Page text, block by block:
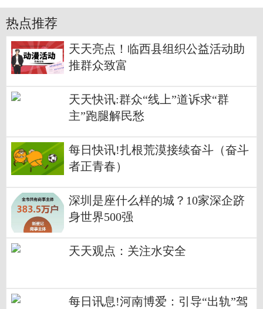
热点推荐
天天亮点！临西县组织公益活动助
推群众致富
天天快讯:群众“线上”道诉求“群
主”跑腿解民愁
每日快讯!扎根荒漠接续奋斗（奋斗
者正青春）
深圳是座什么样的城？10家深企跻
身世界500强
天天观点：关注水安全
每日讯息!河南博爱：引导“出轨”驾